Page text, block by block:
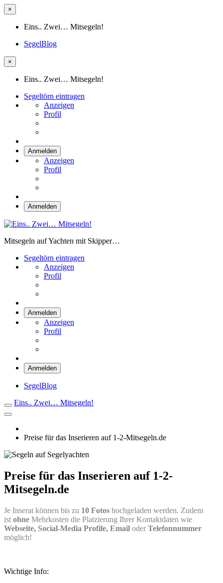
×
Eins.. Zwei… Mitsegeln!
SegelBlog
×
Eins.. Zwei… Mitsegeln!
Segeltörn eintragen
Anzeigen
Profil
Anmelden
Anzeigen
Profil
Anmelden
Mitsegeln auf Yachten mit Skipper…
Segeltörn eintragen
Anzeigen
Profil
Anmelden
Anzeigen
Profil
Anmelden
SegelBlog
Eins.. Zwei… Mitsegeln!
Preise für das Inserieren auf 1-2-Mitsegeln.de
Preise für das Inserieren auf 1-2-
Mitsegeln.de
Je Inserat können bis zu 10 Fotos hochgeladen werden. Zudem
ist ohne Mehrkosten die Platzierung Ihrer Kontaktdaten wie
Webseite, Social-Media Profile, Email oder Telefonnummer
möglich!
Wichtige Info: